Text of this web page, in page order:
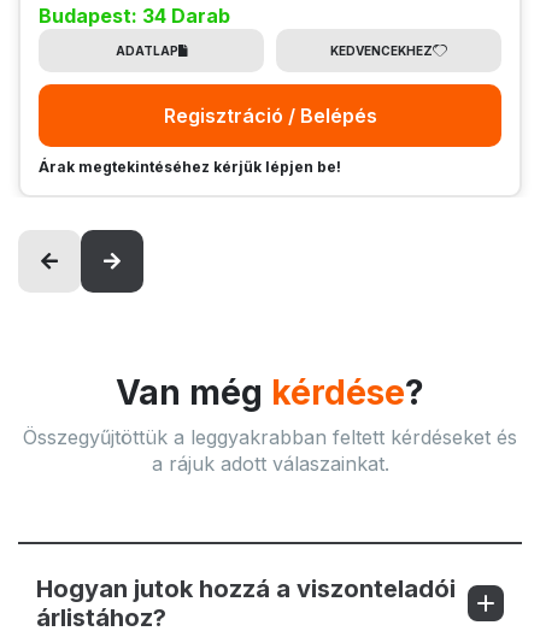
Budapest: 34 Darab
ADATLAP KEDVENCEKHEZ
Regisztráció / Belépés
Árak megtekintéséhez kérjük lépjen be!
Van még kérdése?
Összegyűjtöttük a leggyakrabban feltett kérdéseket és
a rájuk adott válaszainkat.
Hogyan jutok hozzá a viszonteladói
árlistához?